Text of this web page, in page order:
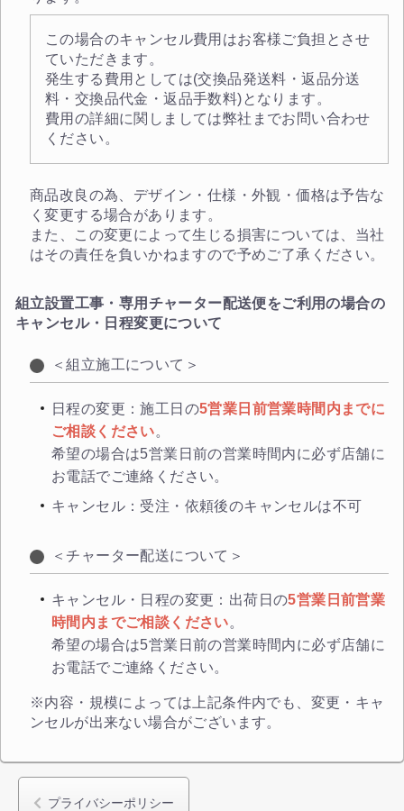
この場合のキャンセル費用はお客様ご負担とさせ
ていただきます。
発生する費用としては(交換品発送料・返品分送
料・交換品代金・返品手数料)となります。
費用の詳細に関しましては弊社までお問い合わせ
ください。
商品改良の為、デザイン・仕様・外観・価格は予告な
く変更する場合があります。
また、この変更によって生じる損害については、当社
はその責任を負いかねますので予めご了承ください。
組立設置工事・専用チャーター配送便をご利用の場合の
キャンセル・日程変更について
＜組立施工について＞
日程の変更：施工日の5営業日前営業時間内までに
ご相談ください。
希望の場合は5営業日前の営業時間内に必ず店舗に
お電話でご連絡ください。
キャンセル：受注・依頼後のキャンセルは不可
＜チャーター配送について＞
キャンセル・日程の変更：出荷日の5営業日前営業
時間内までご相談ください。
希望の場合は5営業日前の営業時間内に必ず店舗に
お電話でご連絡ください。
※内容・規模によっては上記条件内でも、変更・キャ
ンセルが出来ない場合がございます。
プライバシーポリシー
スチールラック3台以上の場合、見積書にてお値引き保証い
たします！
1台でも大量導入でも無料お見積・ご注文を受け付けており
ます(安心保証付き)
無料お見積する